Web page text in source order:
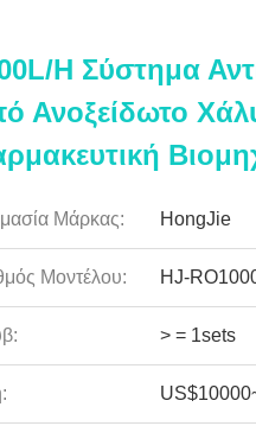
H Σύστημα
Ανοξείδωτο
Μάρκας: HongJie
Μοντέλου: HJ-
> = 1sets